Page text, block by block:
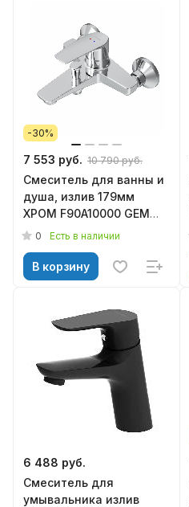
-30%
7 553 руб. 10 790 руб.
Смеситель для ванны и
душа, излив 179мм
ХРОМ F90A10000 GEM
АМ.РМ
0 Есть в наличии
В корзину
6 488 руб.
Смеситель для
умывальника излив